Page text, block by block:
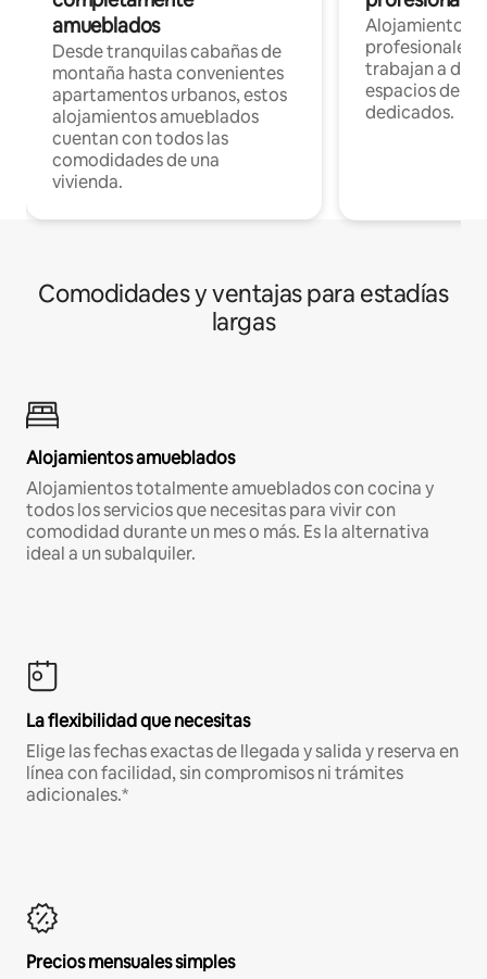
amueblados
Desde tranquilas cabañas de
montaña hasta convenientes
apartamentos urbanos, estos
alojamientos amueblados
cuentan con todos las
comodidades de una
vivienda.
Alojamientos
profesionales
trabajan a
espacios de
dedicados.
Comodidades y ventajas para estadías
largas
Alojamientos amueblados
Alojamientos totalmente amueblados con cocina y
todos los servicios que necesitas para vivir con
comodidad durante un mes o más. Es la alternativa
ideal a un subalquiler.
La flexibilidad que necesitas
Elige las fechas exactas de llegada y salida y reserva en
línea con facilidad, sin compromisos ni trámites
adicionales.*
Precios mensuales simples